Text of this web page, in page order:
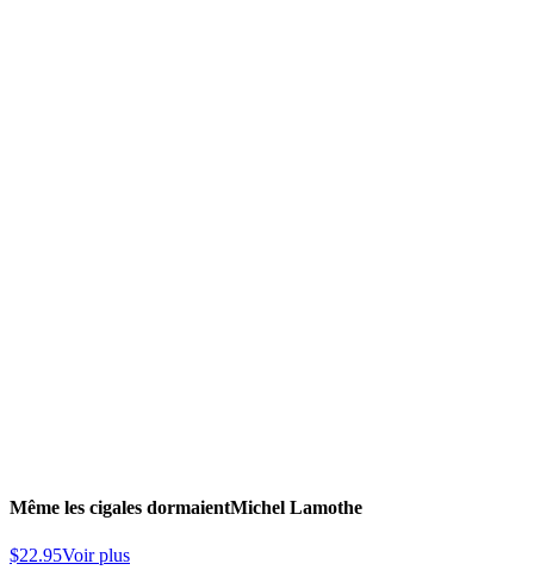
Même les cigales dormaientMichel Lamothe
$22.95Voir plus